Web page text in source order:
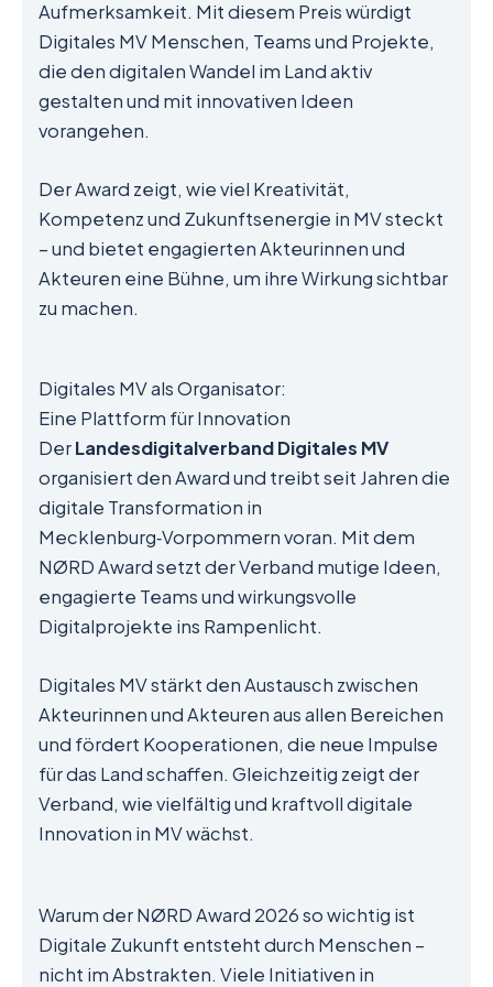
Aufmerksamkeit. Mit diesem Preis würdigt
Digitales MV Menschen, Teams und Projekte,
die den digitalen Wandel im Land aktiv
gestalten und mit innovativen Ideen
vorangehen.
Der Award zeigt, wie viel Kreativität,
Kompetenz und Zukunftsenergie in MV steckt
– und bietet engagierten Akteurinnen und
Akteuren eine Bühne, um ihre Wirkung sichtbar
zu machen.
Digitales MV als Organisator:
Eine Plattform für Innovation
DerLandesdigitalverband Digitales MV
organisiert den Award und treibt seit Jahren die
digitale Transformation in
Mecklenburg‑Vorpommern voran. Mit dem
NØRD Award setzt der Verband mutige Ideen,
engagierte Teams und wirkungsvolle
Digitalprojekte ins Rampenlicht.
Digitales MV stärkt den Austausch zwischen
Akteurinnen und Akteuren aus allen Bereichen
und fördert Kooperationen, die neue Impulse
für das Land schaffen. Gleichzeitig zeigt der
Verband, wie vielfältig und kraftvoll digitale
Innovation in MV wächst.
Warum der NØRD Award 2026 so wichtig ist
Digitale Zukunft entsteht durch Menschen –
nicht im Abstrakten. Viele Initiativen in